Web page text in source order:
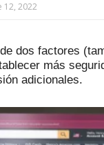
12, 2022
dos factores
más
adicionales.